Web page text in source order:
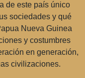
de este país único
sociedades y qué
Nueva Guinea
y costumbres
en generación,
civilizaciones.